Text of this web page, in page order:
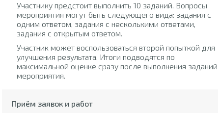
Участнику предстоит выполнить 10 заданий. Вопросы
мероприятия могут быть следующего вида: задания с
одним ответом, задания с несколькими ответами,
задания с открытым ответом.
Участник может воспользоваться второй попыткой для
улучшения результата. Итоги подводятся по
максимальной оценке сразу после выполнения заданий
мероприятия.
Приём заявок и работ